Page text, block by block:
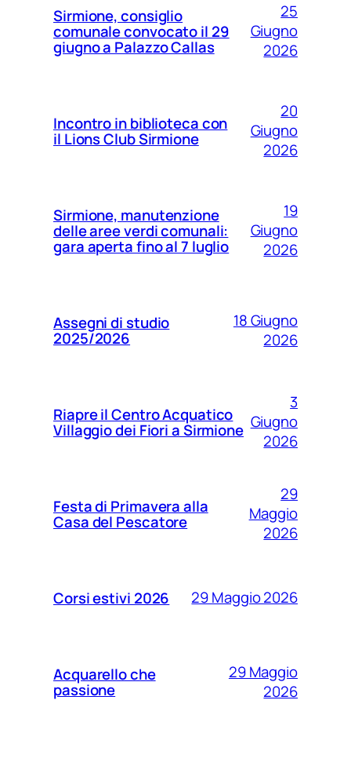
Sirmione, consiglio
comunale convocato il 29
giugno a Palazzo Callas
25
Giugno
2026
Incontro in biblioteca con
il Lions Club Sirmione
20
Giugno
2026
Sirmione, manutenzione
delle aree verdi comunali:
gara aperta fino al 7 luglio
19
Giugno
2026
Assegni di studio
2025/2026
18 Giugno
2026
Riapre il Centro Acquatico
Villaggio dei Fiori a Sirmione
3
Giugno
2026
Festa di Primavera alla
Casa del Pescatore
29
Maggio
2026
Corsi estivi 2026 29 Maggio 2026
Acquarello che
passione
29 Maggio
2026